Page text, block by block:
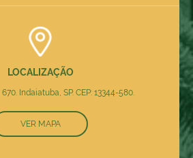
LOCALIZAÇÃO
Indaiatuba, SP. CEP: 13344-580.
VER MAPA